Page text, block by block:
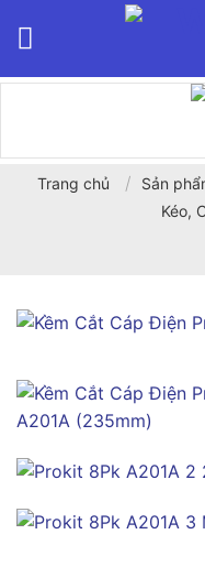
Trang chủ / Sản
Kéo,